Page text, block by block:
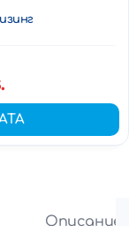
Описание